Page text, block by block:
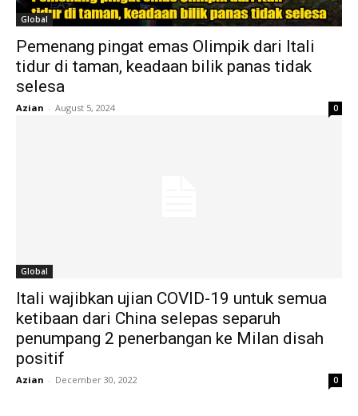
Global
Pemenang pingat emas Olimpik dari Itali
tidur di taman, keadaan bilik panas tidak
selesa
Azian - August 5, 2024 0
Global
Itali wajibkan ujian COVID-19 untuk semua
ketibaan dari China selepas separuh
penumpang 2 penerbangan ke Milan disah
positif
Azian - December 30, 2022 0